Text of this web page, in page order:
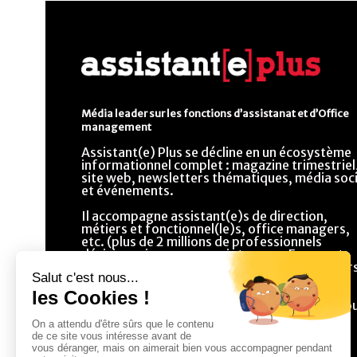
Média leader sur les fonctions d’assistanat et d’Office
management
Assistant(e) Plus se décline en un écosystème
informationnel complet : magazine
site web, newsletters thématiques, média
et événements.
Il accompagne assistant(e)s de direction,
métiers et fonctionnel(le)s, office managers,
etc. (plus de 2 millions de professionnels
décisionnaires ou prescripteurs en France et
dans la francophonie) dans l’évolution de
métiers en offrant un contenu éditorial riche
composé de dossiers, conseils, fiches
pratiques, et une sélection de prestataires
une gestion optimisée de leur métier.